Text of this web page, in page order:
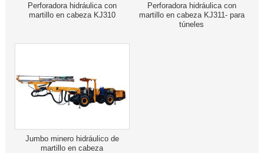
Perforadora hidráulica con
martillo en cabeza KJ310
Perforadora hidráulica con
martillo en cabeza KJ311- para
túneles
Jumbo minero hidráulico de
martillo en cabeza